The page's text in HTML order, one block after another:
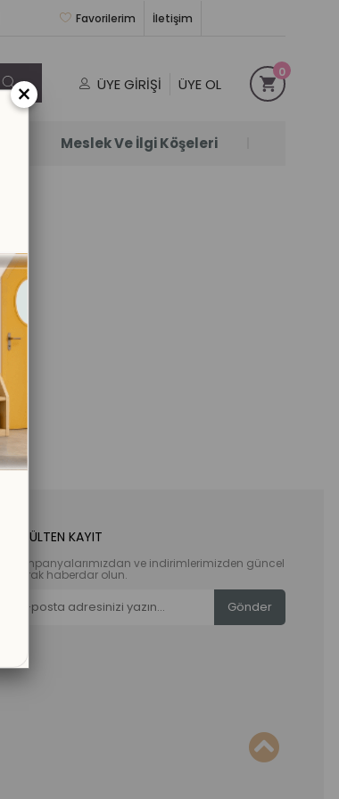
İletişim
Favorilerim
ÜYE GIRIŞI ÜYE OL
0
Meslek Ve İlgi Köşeleri
E-BÜLTEN KAYIT
Kampanyalarımızdan ve indirimlerimizden güncel
olarak haberdar olun.
Gönder
×